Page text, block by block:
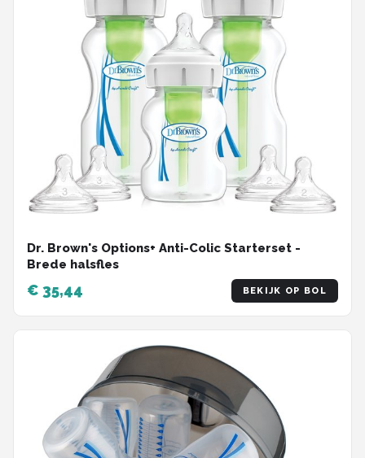
Dr. Brown's Options+ Anti-Colic Starterset -
Brede halsfles
€ 35,44 BEKIJK OP BOL